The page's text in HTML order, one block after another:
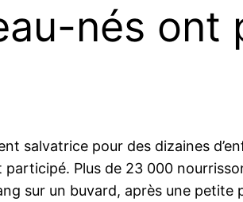
nés ont
salvatrice pour des dizaines
Plus de 23 000
sur un buvard, après une